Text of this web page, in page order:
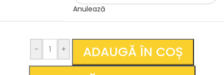
Anulează
- + ADAUGĂ ÎN COȘ